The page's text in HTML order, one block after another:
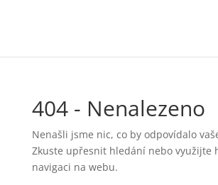
404 - Nenalezeno
Nenašli jsme nic, co by odpovídalo
Zkuste upřesnit hledání nebo využijte
navigaci na webu.